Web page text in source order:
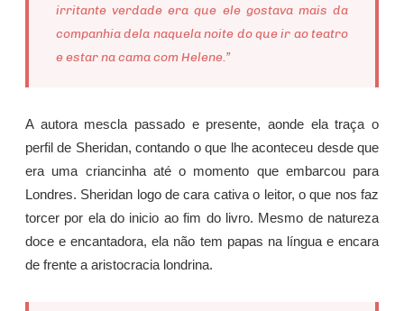
irritante verdade era que ele gostava mais da
companhia dela naquela noite do que ir ao teatro
e estar na cama com Helene.”
A autora mescla passado e presente, aonde ela traça o
perfil de Sheridan, contando o que lhe aconteceu desde que
era uma criancinha até o momento que embarcou para
Londres. Sheridan logo de cara cativa o leitor, o que nos faz
torcer por ela do inicio ao fim do livro. Mesmo de natureza
doce e encantadora, ela não tem papas na língua e encara
de frente a aristocracia londrina.